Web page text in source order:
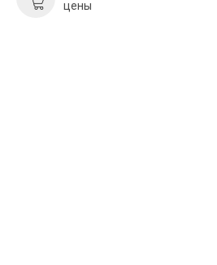
цены